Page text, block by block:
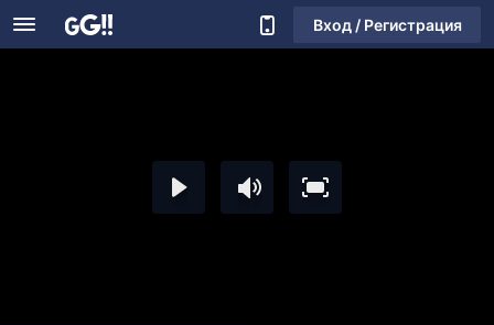
Вход / Регистрация